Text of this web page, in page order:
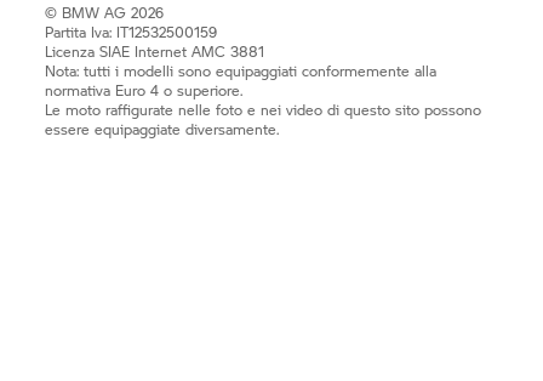
© BMW AG 2026
Partita Iva: IT12532500159
Licenza SIAE Internet AMC 3881
Nota: tutti i modelli sono equipaggiati conformemente alla
normativa Euro 4 o superiore.
Le moto raffigurate nelle foto e nei video di questo sito possono
essere equipaggiate diversamente.